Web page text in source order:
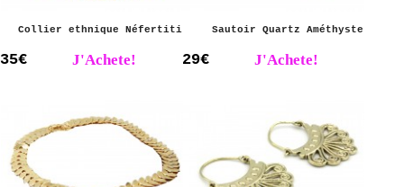
Collier ethnique Néfertiti
35€ J'Achete!
Sautoir Quartz Améthyste
29€ J'Achete!